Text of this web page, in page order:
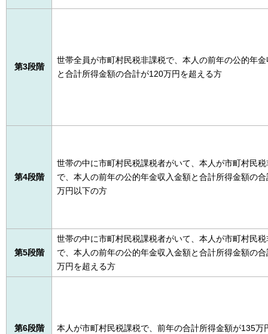
第3段階
世帯全員が市町村民税非課税で、本人の前年の公的年
と合計所得金額の合計が120万円を超える方
第4段階
世帯の中に市町村民税課税者がいて、本人が市町村民
で、本人の前年の公的年金収入金額と合計所得金額の
万円以下の方
第5段階
世帯の中に市町村民税課税者がいて、本人が市町村民
で、本人の前年の公的年金収入金額と合計所得金額の
万円を超える方
第6段階 本人が市町村民税課税で、前年の合計所得金額が135万